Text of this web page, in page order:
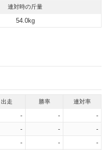
連対時の斤量
54.0kg
出走 勝率 連対率
- -
-
- -
-
- -
-